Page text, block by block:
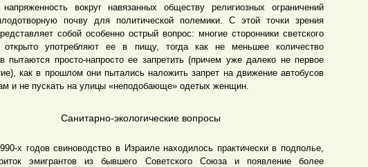
вокруг навязанных обществу религиозных ограничений
почву для политической полемики. С этой точки зрения
собой особенно острый вопрос: многие сторонники светского
открыто употребляют ее в пищу, тогда как не меньшее количество
пытаются просто-напросто ее запретить (причем уже далеко не первое
как в прошлом они пытались наложить запрет на движение автобусов
и не пускать на улицы «неподобающе» одетых женщин.
Санитарно-экологические вопросы
годов свиноводство в Израиле находилось практически в подполье,
эмигрантов из бывшего Советского Союза и появление более